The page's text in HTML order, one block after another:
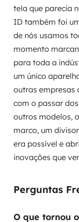
tela que parecia
ID também foi
de nós usamos
momento
para toda a
um único
outras empresas
com o passar
outros modelos,
marco, um
era possível e
inovações que
Perguntas
O que tornou